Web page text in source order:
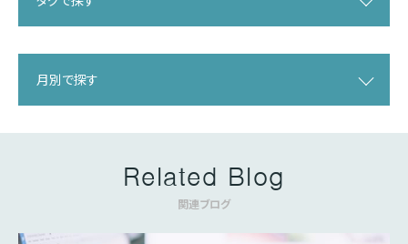
月別で探す
Related Blog
関連ブログ